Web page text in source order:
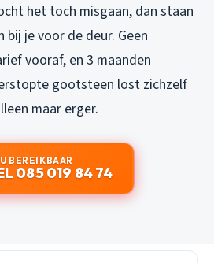
het toch misgaan, dan staan
bij je voor de deur. Geen
vooraf, en 3 maanden
gootsteen lost zichzelf
maar erger.
BEREIKBAAR
085 019 84 74